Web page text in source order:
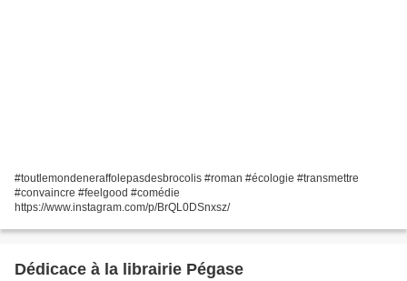
#toutlemondeneraffolepasdesbrocolis #roman #écologie #transmettre
#convaincre #feelgood #comédie
https://www.instagram.com/p/BrQL0DSnxsz/
Dédicace à la librairie Pégase